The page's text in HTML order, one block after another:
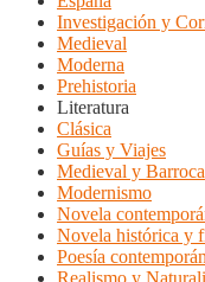
Investigación y
Medieval
Moderna
Prehistoria
Literatura
Clásica
Guías y Viajes
Medieval y Barroca
Modernismo
Novela
Novela histórica y
Poesía
Realismo y